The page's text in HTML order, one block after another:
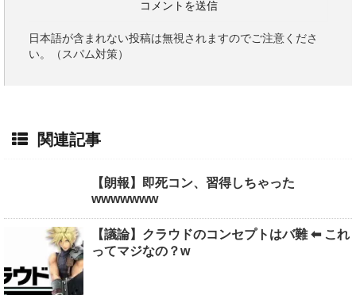
日本語が含まれない投稿は無視されますのでご注意くださ
い。（スパム対策）
関連記事
【朗報】即死コン、習得しちゃった
wwwwwww
【議論】クラウドのコンセプトはバ難 ⬅︎ これ
ってマジなの？w